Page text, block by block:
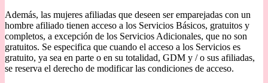
Además, las mujeres afiliadas que deseen ser emparejadas con un
hombre afiliado tienen acceso a los Servicios Básicos, gratuitos y
completos, a excepción de los Servicios Adicionales, que no son
gratuitos. Se especifica que cuando el acceso a los Servicios es
gratuito, ya sea en parte o en su totalidad, GDM y / o sus afiliadas,
se reserva el derecho de modificar las condiciones de acceso.